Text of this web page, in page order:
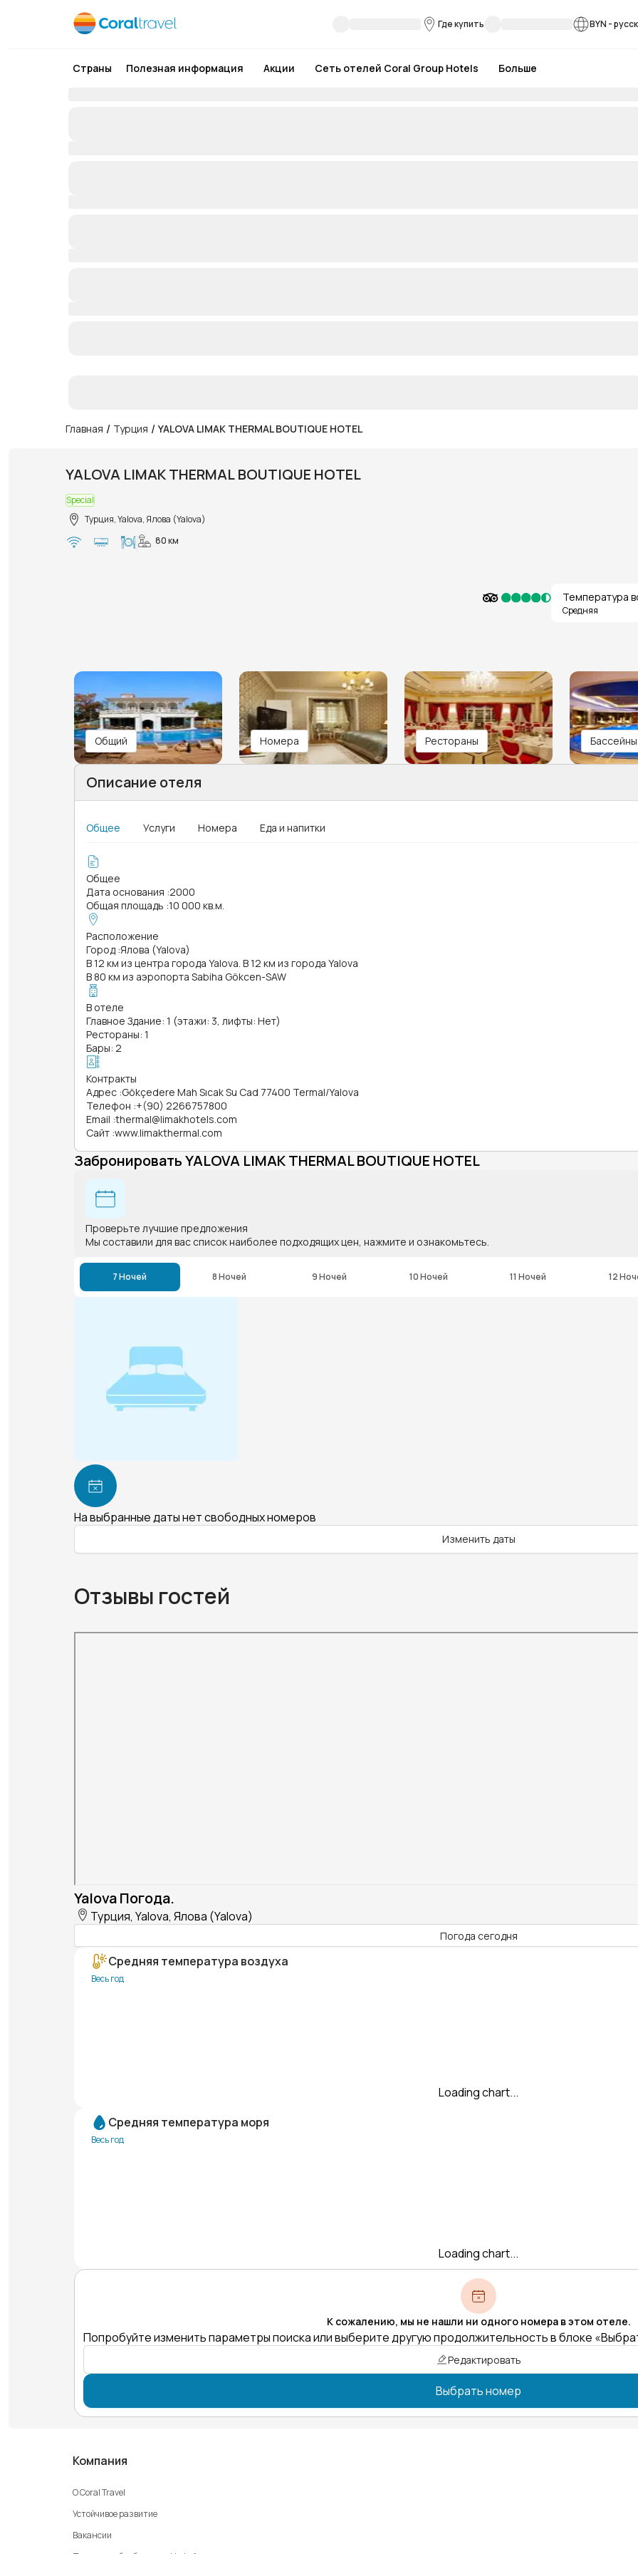
Где купить BYN -
Страны Полезная информация Акции Сеть отелей Coral Group Hotels Больше
Главная / Турция / YALOVA LIMAK THERMAL BOUTIQUE HOTEL
YALOVA LIMAK THERMAL BOUTIQUE HOTEL
Special
Турция, Yalova, Ялова (Yalova)
80 км
Температура
Средняя
Общий Номера Рестораны Бассейны
Описание отеля
Общее Услуги Номера Еда и напитки
Общее
Дата основания :2000
Общая площадь :10 000 кв.м.
Расположение
Город :Ялова (Yalova)
В 12 км из центра города Yalova. В 12 км из города Yalova
В 80 км из аэропорта Sabiha Gökcen-SAW
В отеле
Главное Здание: 1 (этажи: 3, лифты: Нет)
Рестораны: 1
Бары: 2
Контракты
Адрес :Gökçedere Mah Sıcak Su Cad 77400 Termal/Yalova
Телефон :+(90) 2266757800
Email :thermal@limakhotels.com
Сайт :www.limakthermal.com
Забронировать YALOVA LIMAK THERMAL BOUTIQUE HOTEL
Проверьте лучшие предложения
Мы составили для вас список наиболее подходящих цен, нажмите и ознакомьтесь.
7 Ночей 8 Ночей 9 Ночей 10 Ночей 11 Ночей 12
На выбранные даты нет свободных номеров
Изменить даты
Отзывы гостей
Yalova Погода.
Турция, Yalova, Ялова (Yalova)
Погода сегодня
Средняя температура воздуха
Весь год
Loading chart...
Средняя температура моря
Весь год
Loading chart...
К сожалению, мы не нашли ни одного номера в этом отеле.
Попробуйте изменить параметры поиска или выберите другую продолжительность в блоке
Редактировать
Выбрать номер
Компания
О Coral Travel
Устойчивое развитие
Вакансии